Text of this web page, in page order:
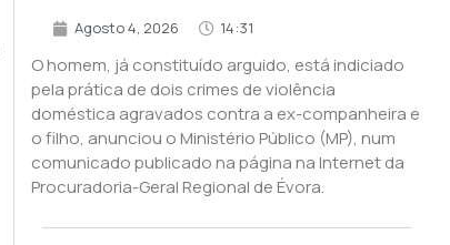
Agosto 4, 2026 14:31
O homem, já constituído arguido, está indiciado
pela prática de dois crimes de violência
doméstica agravados contra a ex-companheira e
o filho, anunciou o Ministério Público (MP), num
comunicado publicado na página na Internet da
Procuradoria-Geral Regional de Évora.